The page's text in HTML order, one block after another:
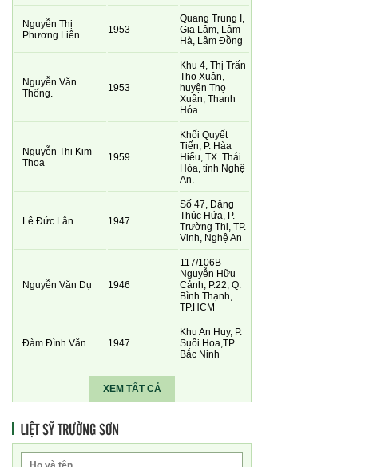
Nguyễn Thị
Phương Liên
1953
Quang Trung I,
Gia Lâm, Lâm
Hà, Lâm Đồng
Nguyễn Văn
Thống.
1953
Khu 4, Thị Trấn
Thọ Xuân,
huyện Thọ
Xuân, Thanh
Hóa.
Nguyễn Thị Kim
Thoa
1959
Khối Quyết
Tiến, P. Hàa
Hiếu, TX. Thái
Hòa, tỉnh Nghệ
An.
Lê Đức Lân 1947
Số 47, Đặng
Thúc Hứa, P.
Trường Thi, TP.
Vinh, Nghệ An
Nguyễn Văn Dụ 1946
117/106B
Nguyễn Hữu
Cảnh, P.22, Q.
Bình Thạnh,
TP.HCM
Đàm Đình Văn 1947
Khu An Huy, P.
Suối Hoa,TP
Bắc Ninh
XEM TẤT CẢ
LIỆT SỸ TRƯỜNG SƠN